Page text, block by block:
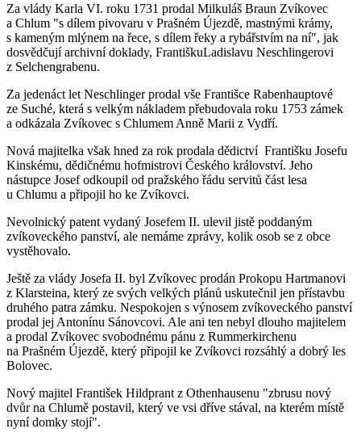
Za vlády Karla VI. roku 1731 prodal Milkuláš Braun Zvíkovec
a Chlum "s dílem pivovaru v Prašném Újezdě, mastnými krámy,
s kameným mlýnem na řece, s dílem řeky a rybářstvím na ní", jak
dosvědčují archivní doklady, FrantiškuLadislavu Neschlingerovi
z Selchengrabenu.
Za jedenáct let Neschlinger prodal vše Františce Rabenhauptové
ze Suché, která s velkým nákladem přebudovala roku 1753 zámek
a odkázala Zvíkovec s Chlumem Anně Marii z Vydří.
Nová majitelka však hned za rok prodala dědictví Františku Josefu
Kinskému, dědičnému hofmistrovi Českého království. Jeho
nástupce Josef odkoupil od pražského řádu servitů část lesa
u Chlumu a připojil ho ke Zvíkovci.
Nevolnický patent vydaný Josefem II. ulevil jistě poddaným
zvíkoveckého panství, ale nemáme zprávy, kolik osob se z obce
vystěhovalo.
Ještě za vlády Josefa II. byl Zvíkovec prodán Prokopu Hartmanovi
z Klarsteina, který ze svých velkých plánů uskutečnil jen přístavbu
druhého patra zámku. Nespokojen s výnosem zvíkoveckého panství
prodal jej Antonínu Sánovcovi. Ale ani ten nebyl dlouho majitelem
a prodal Zvíkovec svobodnému pánu z Rummerkirchenu
na Prašném Újezdě, který připojil ke Zvíkovci rozsáhlý a dobrý les
Bolovec.
Nový majitel František Hildprant z Othenhausenu "zbrusu nový
dvůr na Chlumě postavil, který ve vsi dříve stával, na kterém místě
nyní domky stojí".